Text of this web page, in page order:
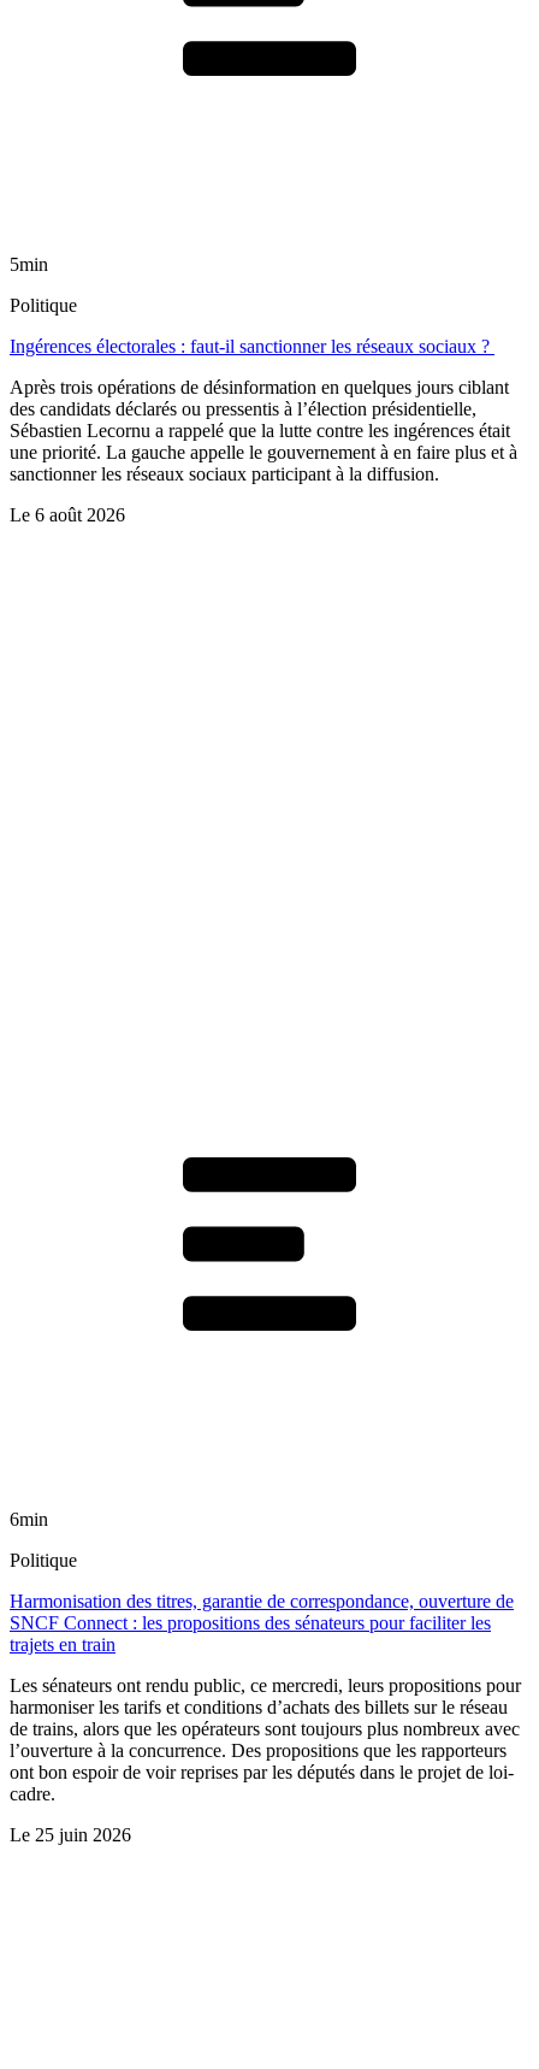
5min
Politique
Ingérences électorales : faut-il sanctionner les réseaux sociaux ?
Après trois opérations de désinformation en quelques jours ciblant
des candidats déclarés ou pressentis à l’élection présidentielle,
Sébastien Lecornu a rappelé que la lutte contre les ingérences était
une priorité. La gauche appelle le gouvernement à en faire plus et à
sanctionner les réseaux sociaux participant à la diffusion.
Le 6 août 2026
6min
Politique
Harmonisation des titres, garantie de correspondance, ouverture de
SNCF Connect : les propositions des sénateurs pour faciliter les
trajets en train
Les sénateurs ont rendu public, ce mercredi, leurs propositions pour
harmoniser les tarifs et conditions d’achats des billets sur le réseau
de trains, alors que les opérateurs sont toujours plus nombreux avec
l’ouverture à la concurrence. Des propositions que les rapporteurs
ont bon espoir de voir reprises par les députés dans le projet de loi-
cadre.
Le 25 juin 2026